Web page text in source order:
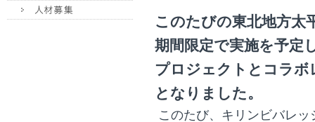
このたびの東北地方太
期間限定で実施を予定
プロジェクトとコラ
となりました。
このたび、キリンビバレ